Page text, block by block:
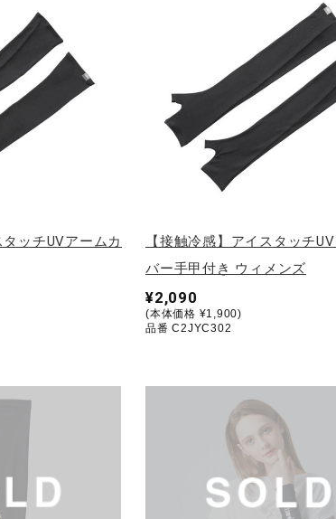
タッチUVアームカ
【接触冷感】アイスタッチ
バー手甲付き ウィメンズ
¥2,090
(本体価格 ¥1,900)
品番 C2JYC302